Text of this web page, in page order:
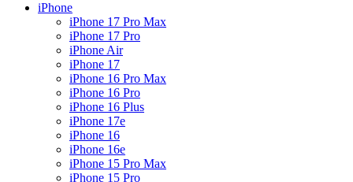
iPhone
iPhone 17 Pro Max
iPhone 17 Pro
iPhone Air
iPhone 17
iPhone 16 Pro Max
iPhone 16 Pro
iPhone 16 Plus
iPhone 17e
iPhone 16
iPhone 16e
iPhone 15 Pro Max
iPhone 15 Pro